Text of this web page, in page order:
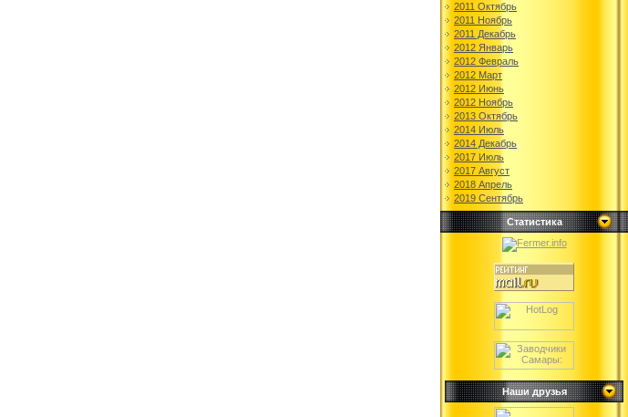
2011 Октябрь
2011 Ноябрь
2011 Декабрь
2012 Январь
2012 Февраль
2012 Март
2012 Июнь
2012 Ноябрь
2013 Октябрь
2014 Июль
2014 Декабрь
2017 Июль
2017 Август
2018 Апрель
2019 Сентябрь
Статистика
Наши друзья